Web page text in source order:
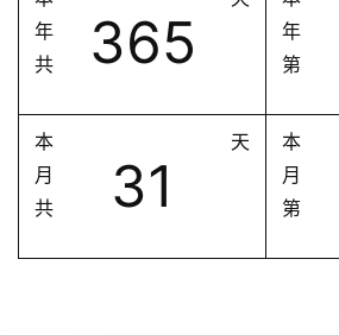
年
共
365
年
第
本
月
共
31
天
本
月
第